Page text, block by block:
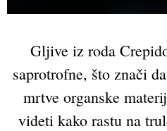
Gljive iz roda
saprotrofne, što znači
mrtve organske
videti kako rastu na